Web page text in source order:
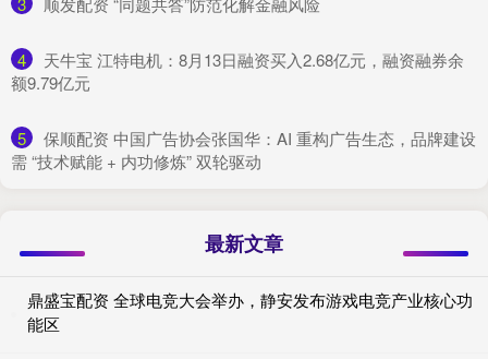
4
​天牛宝 江特电机：8月13日融资买入2.68亿元，融资融券余
额9.79亿元
5
​保顺配资 中国广告协会张国华：AI 重构广告生态，品牌建设
需 “技术赋能 + 内功修炼” 双轮驱动
最新文章
鼎盛宝配资 全球电竞大会举办，静安发布游戏电竞产业核心功
能区